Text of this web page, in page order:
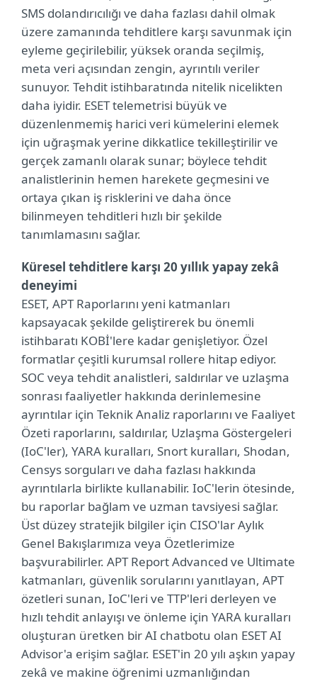
SMS dolandırıcılığı ve daha fazlası dahil olmak
üzere zamanında tehditlere karşı savunmak için
eyleme geçirilebilir, yüksek oranda seçilmiş,
meta veri açısından zengin, ayrıntılı veriler
sunuyor. Tehdit istihbaratında nitelik nicelikten
daha iyidir. ESET telemetrisi büyük ve
düzenlenmemiş harici veri kümelerini elemek
için uğraşmak yerine dikkatlice tekilleştirilir ve
gerçek zamanlı olarak sunar; böylece tehdit
analistlerinin hemen harekete geçmesini ve
ortaya çıkan iş risklerini ve daha önce
bilinmeyen tehditleri hızlı bir şekilde
tanımlamasını sağlar.
Küresel tehditlere karşı 20 yıllık yapay zekâ
deneyimi
ESET, APT Raporlarını yeni katmanları
kapsayacak şekilde geliştirerek bu önemli
istihbaratı KOBİ'lere kadar genişletiyor. Özel
formatlar çeşitli kurumsal rollere hitap ediyor.
SOC veya tehdit analistleri, saldırılar ve uzlaşma
sonrası faaliyetler hakkında derinlemesine
ayrıntılar için Teknik Analiz raporlarını ve Faaliyet
Özeti raporlarını, saldırılar, Uzlaşma Göstergeleri
(IoC'ler), YARA kuralları, Snort kuralları, Shodan,
Censys sorguları ve daha fazlası hakkında
ayrıntılarla birlikte kullanabilir. IoC'lerin ötesinde,
bu raporlar bağlam ve uzman tavsiyesi sağlar.
Üst düzey stratejik bilgiler için CISO'lar Aylık
Genel Bakışlarımıza veya Özetlerimize
başvurabilirler. APT Report Advanced ve Ultimate
katmanları, güvenlik sorularını yanıtlayan, APT
özetleri sunan, IoC'leri ve TTP'leri derleyen ve
hızlı tehdit anlayışı ve önleme için YARA kuralları
oluşturan üretken bir AI chatbotu olan ESET AI
Advisor'a erişim sağlar. ESET'in 20 yılı aşkın yapay
zekâ ve makine öğrenimi uzmanlığından